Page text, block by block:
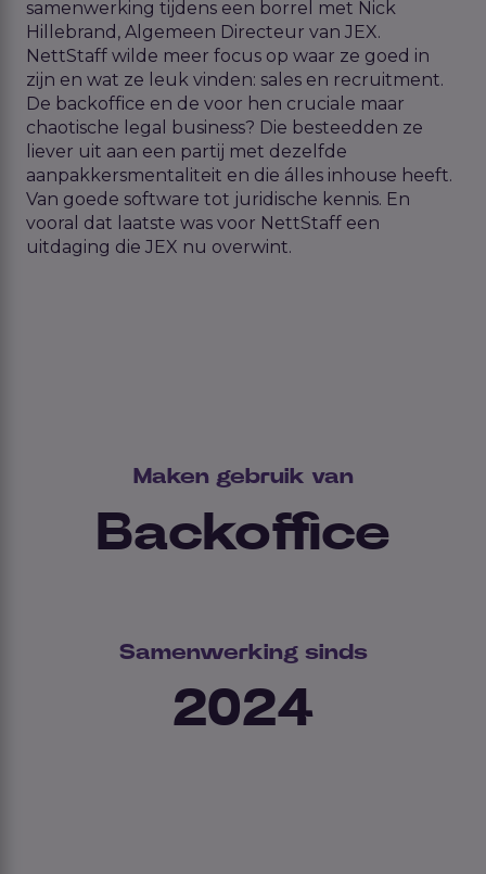
samenwerking tijdens een borrel
met Nick
Hillebrand, Algemeen Directeur van JEX.
NettStaff wilde meer focus op waar ze goed in
zijn en wat ze leuk vinden: sales en recruitment.
De backoffice en de voor hen cruciale maar
chaotische legal business? Die besteedden ze
liever uit aan een partij met dezelfde
aanpakkersmentaliteit en die álles inhouse heeft.
Van goede software tot juridische kennis. En
vooral dat laatste was voor NettStaff een
uitdaging die JEX nu overwint.
Maken gebruik van
Backoffice
Samenwerking sinds
2024